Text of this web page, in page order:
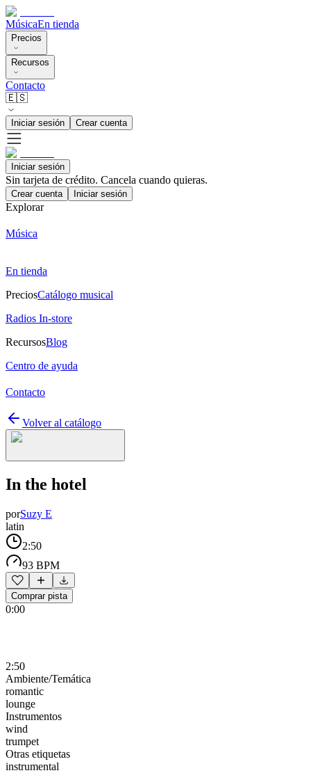
MúsicaEn tienda
Precios
Recursos
Contacto
🇪🇸
Iniciar sesión Crear cuenta
Iniciar sesión
Sin tarjeta de crédito. Cancela cuando quieras.
Crear cuenta Iniciar sesión
Explorar
Música
En tienda
PreciosCatálogo musical
Radios In-store
RecursosBlog
Centro de ayuda
Contacto
Volver al catálogo
In the hotel
porSuzy E
latin
2:50
93 BPM
Comprar pista
0:00
2:50
Ambiente/Temática
romantic
lounge
Instrumentos
wind
trumpet
Otras etiquetas
instrumental